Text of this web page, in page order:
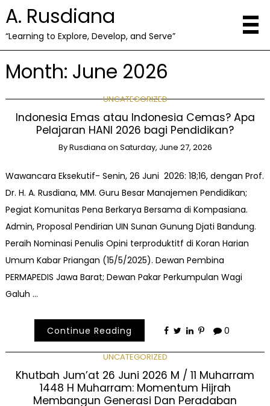
A. Rusdiana
“Learning to Explore, Develop, and Serve”
Month: June 2026
UNCATEGORIZED
Indonesia Emas atau Indonesia Cemas? Apa
Pelajaran HANI 2026 bagi Pendidikan?
ByRusdiana on Saturday, June 27, 2026
Wawancara Eksekutif- Senin, 26 Juni 2026: 18;16, dengan Prof.
Dr. H. A. Rusdiana, MM. Guru Besar Manajemen Pendidikan;
Pegiat Komunitas Pena Berkarya Bersama di Kompasiana.
Admin, Proposal Pendirian UIN Sunan Gunung Djati Bandung.
Peraih Nominasi Penulis Opini terproduktitf di Koran Harian
Umum Kabar Priangan (15/5/2025). Dewan Pembina
PERMAPEDIS Jawa Barat; Dewan Pakar Perkumpulan Wagi
Galuh …
Continue Reading 0
UNCATEGORIZED
Khutbah Jum’at 26 Juni 2026 M / 11 Muharram
1448 H Muharram: Momentum Hijrah
Membangun Generasi Dan Peradaban